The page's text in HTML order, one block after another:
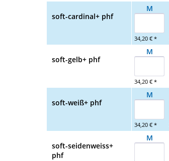
soft-cardinal+ phf
M
34,20 € *
soft-gelb+ phf
M
34,20 € *
soft-weiß+ phf
M
34,20 € *
soft-seidenweiss+
phf
M